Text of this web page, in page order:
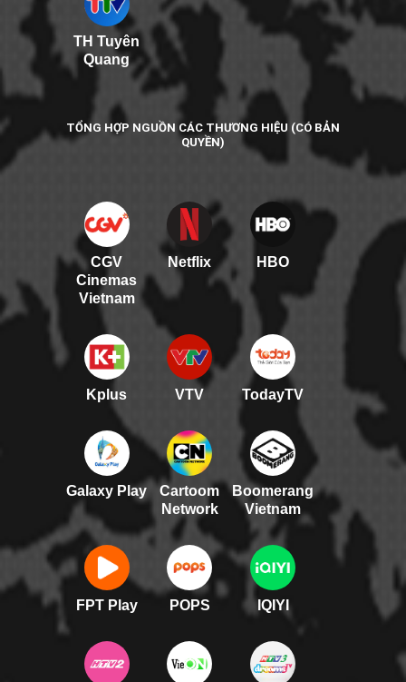
TH Tuyên
Quang
TỔNG HỢP NGUỒN CÁC THƯƠNG HIỆU (CÓ BẢN
QUYỀN)
CGV
Cinemas
Vietnam
Netflix HBO
Kplus VTV TodayTV
Galaxy Play
Cartoom
Network
Boomerang
Vietnam
FPT Play POPS IQIYI